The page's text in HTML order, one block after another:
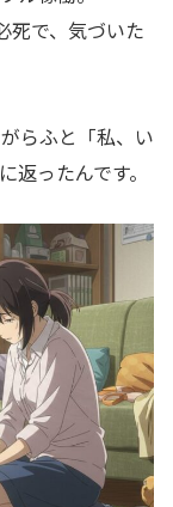
死で、気づいた
らふと「私、い
返ったんです。